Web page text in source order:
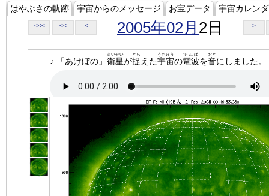
はやぶさの軌跡 宇宙からのメッセージ お宝データ 宇宙カレン
<<< << < 2005年02月 2日 >
♪ 「あけぼの」 衛星
えいせい
が捉
とら
えた宇宙
うちゅう
の電波
でんぱ
を音
おと
にしました。